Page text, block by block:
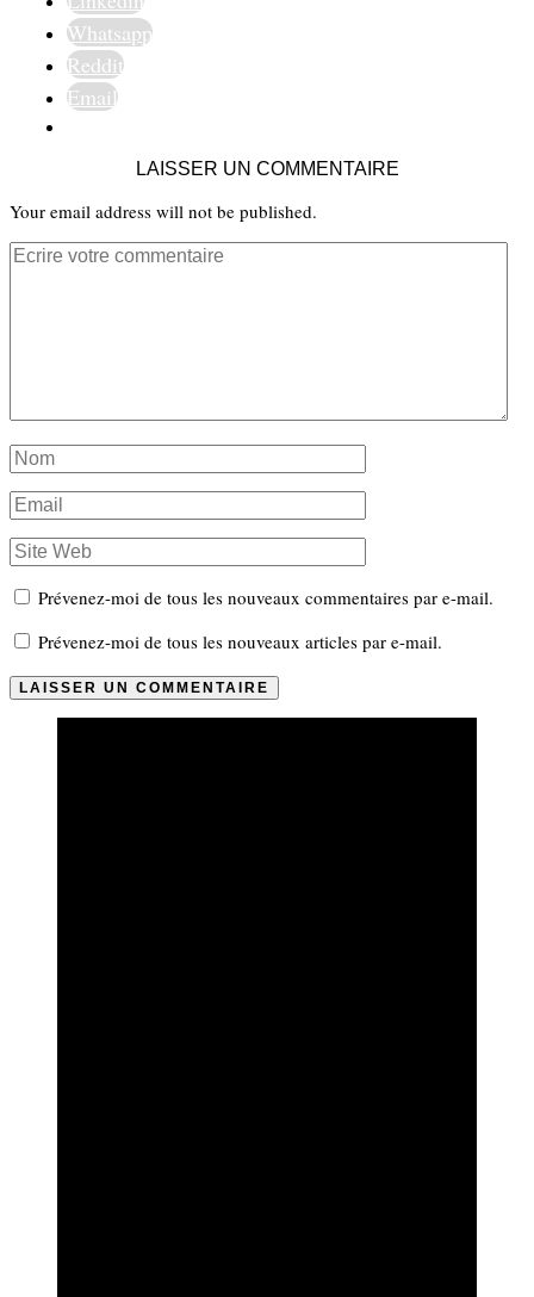
Whatsapp
Reddit
Email
LAISSER UN COMMENTAIRE
Your email address will not be published.
Prévenez-moi de tous les nouveaux commentaires par e-mail.
Prévenez-moi de tous les nouveaux articles par e-mail.